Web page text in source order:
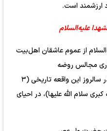
ارزشمند است.
علیه‌السلام
از عموم عاشقان اهل‌بیت
مجالس روضه
#پیراهن_امام_حسین_علیه‌السلام در سالروز این واقعه تاریخی (۳
سلام الله علیها)، در احیای